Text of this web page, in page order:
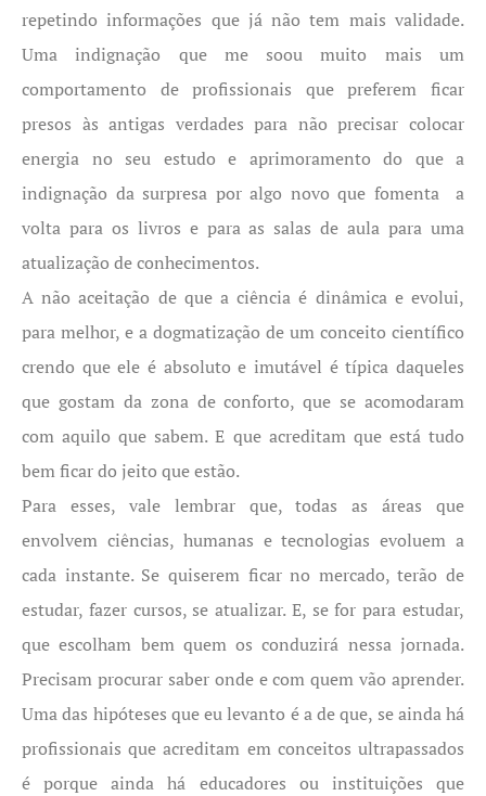
repetindo informações que já não tem mais validade.
Uma indignação que me soou muito mais um
comportamento de profissionais que preferem ficar
presos às antigas verdades para não precisar colocar
energia no seu estudo e aprimoramento do que a
indignação da surpresa por algo novo que fomenta a
volta para os livros e para as salas de aula para uma
atualização de conhecimentos.
A não aceitação de que a ciência é dinâmica e evolui,
para melhor, e a dogmatização de um conceito científico
crendo que ele é absoluto e imutável é típica daqueles
que gostam da zona de conforto, que se acomodaram
com aquilo que sabem. E que acreditam que está tudo
bem ficar do jeito que estão.
Para esses, vale lembrar que, todas as áreas que
envolvem ciências, humanas e tecnologias evoluem a
cada instante. Se quiserem ficar no mercado, terão de
estudar, fazer cursos, se atualizar. E, se for para estudar,
que escolham bem quem os conduzirá nessa jornada.
Precisam procurar saber onde e com quem vão aprender.
Uma das hipóteses que eu levanto é a de que, se ainda há
profissionais que acreditam em conceitos ultrapassados
é porque ainda há educadores ou instituições que